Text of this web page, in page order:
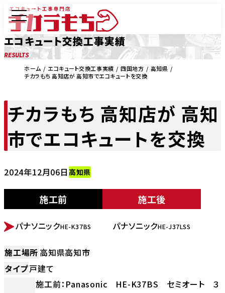
エコキュート交換工事実績
RESULTS
ホーム エコキュート交換工事実績 四国地方
高知県
チカラもち 高知店が 高知市でエコキュートを交換
チカラもち 高知店が 高知
市でエコキュートを交換
2024年12月06日 高知県
施工前
BEFORE
パナソニックHE-K37BS
施工後
AFTER
パナソニックHE-J37LSS
施工場所高知県高知市
タイプ戸建て
施工前：Panasonic HE-K37BS セミオート ３